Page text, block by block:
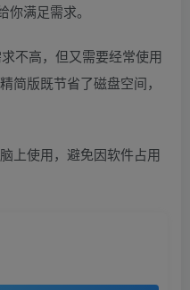
满足需求。
不高，但又需要经常使用
简版既节省了磁盘空间，
上使用，避免因软件占用